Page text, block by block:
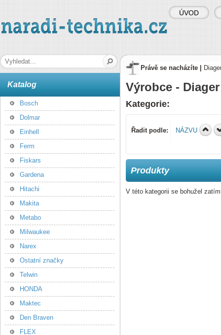
naradi-technika.cz
Právě se nacházíte |
Výrobce - Diager
Kategorie:
Řadit podle: NÁZVU
Produkty
V této kategorii se bohužel
Katalog
Bosch
Dolmar
Einhell
Ferm
Fiskars
Gardena
Hitachi
Makita
Metabo
Milwaukee
Narex
Ostatní značky
Telwin
HONDA
Maktec
Den Braven
FLEX
ÚVOD
Hledaná fráze